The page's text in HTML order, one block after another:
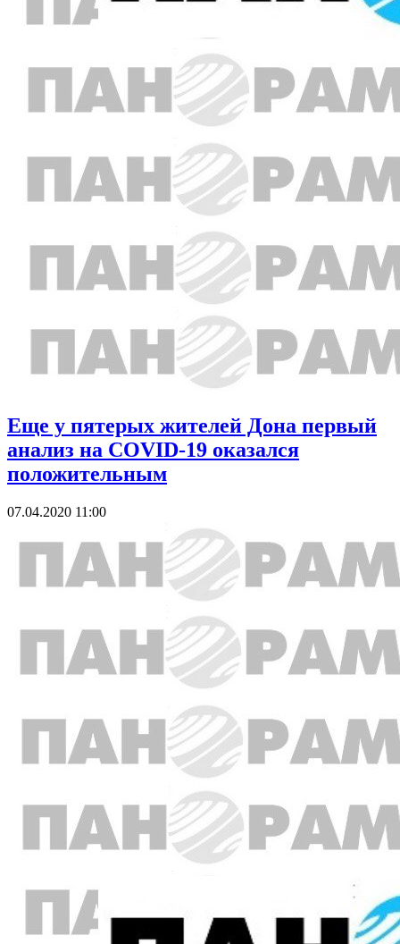
Еще у пятерых жителей Дона первый
анализ на COVID-19 оказался
положительным
07.04.2020 11:00